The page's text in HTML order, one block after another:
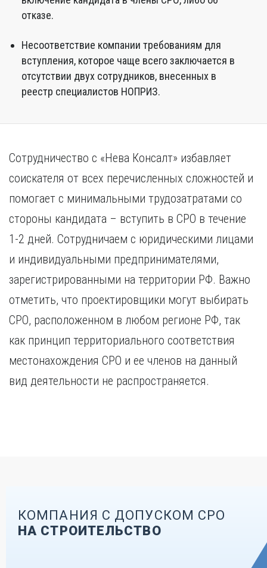
отказе.
Несоответствие компании требованиям для
вступления, которое чаще всего заключается в
отсутствии двух сотрудников, внесенных в
реестр специалистов НОПРИЗ.
Сотрудничество с «Нева Консалт» избавляет
соискателя от всех перечисленных сложностей и
помогает с минимальными трудозатратами со
стороны кандидата – вступить в СРО в течение
1-2 дней. Сотрудничаем с юридическими лицами
и индивидуальными предпринимателями,
зарегистрированными на территории РФ. Важно
отметить, что проектировщики могут выбирать
СРО, расположенном в любом регионе РФ, так
как принцип территориального соответствия
местонахождения СРО и ее членов на данный
вид деятельности не распространяется.
КОМПАНИЯ С ДОПУСКОМ СРО
НА СТРОИТЕЛЬСТВО